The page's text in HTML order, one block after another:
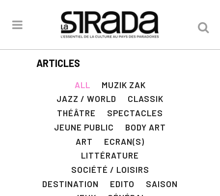
ARTICLES
ALL
MUZIK ZAK
JAZZ / WORLD
CLASSIK
THÉÂTRE
SPECTACLES
JEUNE PUBLIC
BODY ART
ART
ECRAN(S)
LITTÉRATURE
SOCIÉTÉ / LOISIRS
DESTINATION
EDITO
SAISON